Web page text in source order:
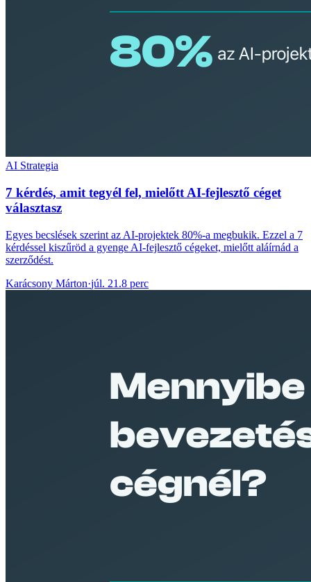
AI Strategia
7 kérdés, amit tegyél fel, mielőtt AI-fejlesztő céget
választasz
Egyes becslések szerint az AI-projektek 80%-a megbukik. Ezzel a 7
kérdéssel kiszűröd a gyenge AI-fejlesztő cégeket, mielőtt aláírnád a
szerződést.
Karácsony Márton·júl. 21.8 perc